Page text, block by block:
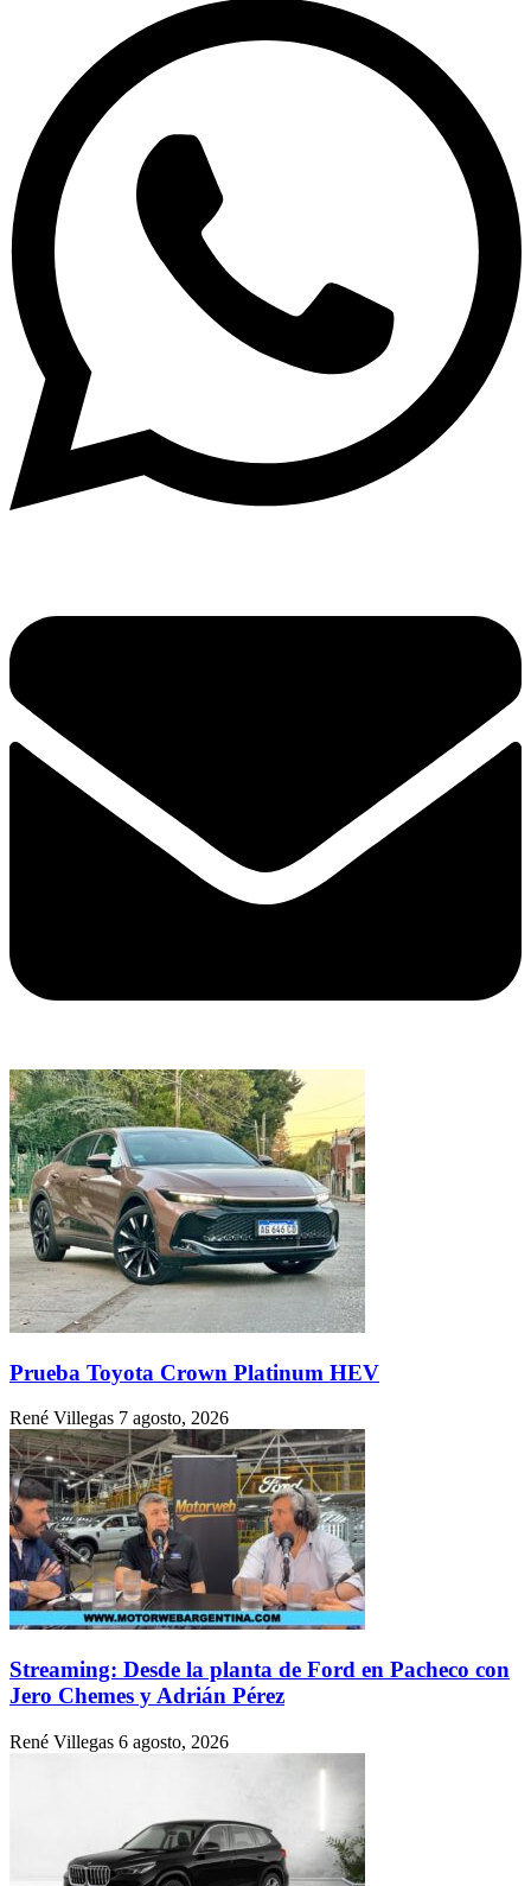
Prueba Toyota Crown Platinum HEV
René Villegas 7 agosto, 2026
Streaming: Desde la planta de Ford en Pacheco con
Jero Chemes y Adrián Pérez
René Villegas 6 agosto, 2026